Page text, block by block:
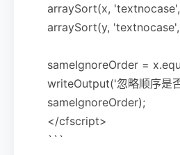
arraySort(x,
arraySort(y,
sameIgnoreOrder =
writeOutput('忽略顺序是
sameIgnoreOrder);
</cfscript>
```